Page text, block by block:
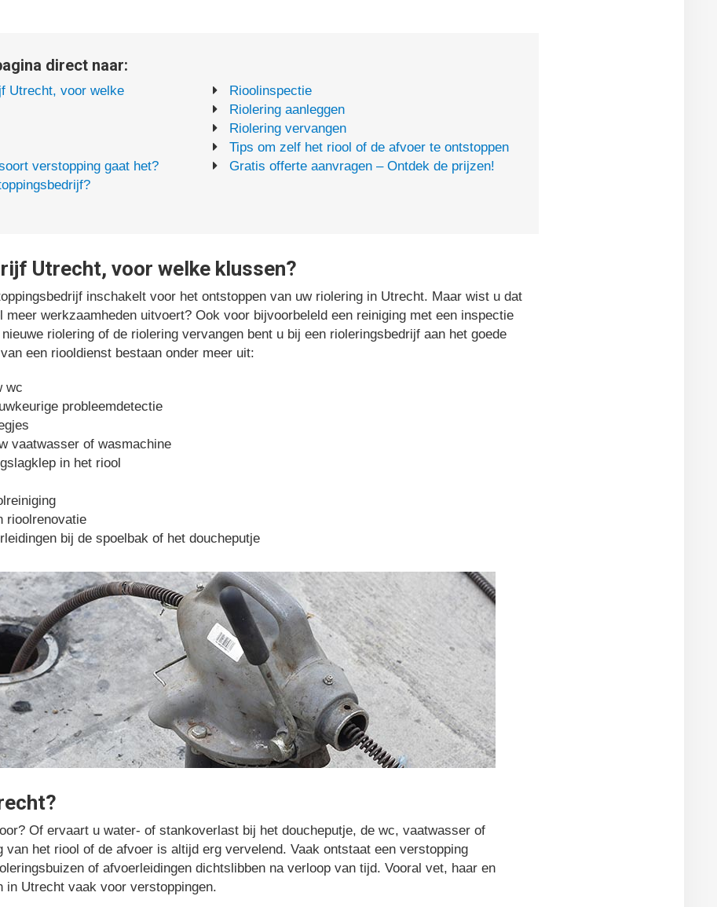
direct naar:
Utrecht, voor welke
verstopping gaat het?
Rioolinspectie
Riolering aanleggen
Riolering vervangen
Tips om zelf het riool of de afvoer te ontstoppen
Gratis offerte aanvragen – Ontdek de prijzen!
Utrecht, voor welke klussen?
inschakelt voor het ontstoppen van uw riolering in Utrecht. Maar wist u dat
meer werkzaamheden uitvoert? Ook voor bijvoorbeleld een reiniging met een inspectie
riolering of de riolering vervangen bent u bij een rioleringsbedrijf aan het goede
een riooldienst bestaan onder meer uit:
wc
probleemdetectie
vaatwasser of wasmachine
in het riool
rioolrenovatie
bij de spoelbak of het doucheputje
Of ervaart u water- of stankoverlast bij het doucheputje, de wc, vaatwasser of
van het riool of de afvoer is altijd erg vervelend. Vaak ontstaat een verstopping
of afvoerleidingen dichtslibben na verloop van tijd. Vooral vet, haar en
in Utrecht vaak voor verstoppingen.